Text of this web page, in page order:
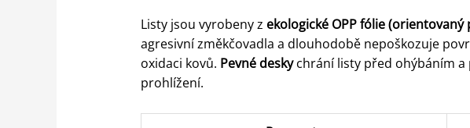
Listy jsou vyrobeny z ekologické OPP fólie
agresivní změkčovadla a dlouhodobě nepoškozuje
oxidaci kovů. Pevné deskychrání listy před ohýbáním a
prohlížení.